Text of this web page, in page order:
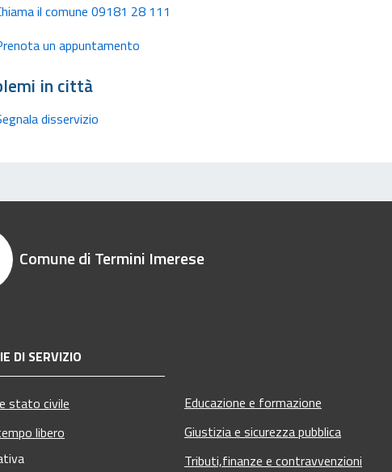
il comune 09181 28 111
un appuntamento
in città
disservizio
Comune di Termini Imerese
DI SERVIZIO
stato civile
libero
Educazione e formazione
Giustizia e sicurezza pubblica
Tributi,finanze e contravvenzioni